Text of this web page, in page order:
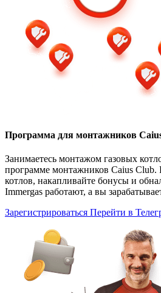
Программа для монтажников
Занимаетесь монтажом газовых
программе монтажников Caius Club.
котлов, накапливайте бонусы и
Immergas работают, а вы
Зарегистрироваться Перейти в